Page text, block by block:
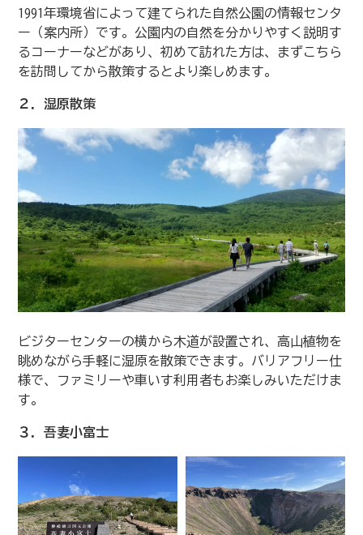
1991年環境省によって建てられた自然公園の情報センタ
ー（案内所）です。公園内の自然を分かりやすく説明す
るコーナーなどがあり、初めて訪れた方は、まずこちら
を訪問してから散策するとより楽しめます。
２．湿原散策
ビジターセンターの横から木道が設置され、高山植物を
眺めながら手軽に湿原を散策できます。バリアフリー仕
様で、ファミリーや車いす利用者もお楽しみいただけま
す。
３．吾妻小富士